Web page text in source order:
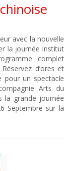
avec la nouvelle
la journée Institut
complet
d’ores et
pour un spectacle
Arts du
la grande journée
Septembre sur la